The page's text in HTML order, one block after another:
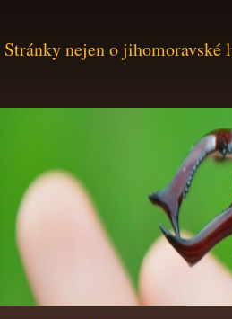
Stránky nejen o jihomoravské